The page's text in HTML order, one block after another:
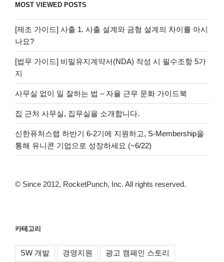
MOST VIEWED POSTS
[제조 가이드] 사출 1. 사출 설계와 금형 설계의 차이를 아시
나요?
[법무 가이드] 비밀유지계약서(NDA) 작성 시 필수조항 5가
지
사무실 없이 일 잘하는 법 – 자율 근무 문화 가이드북
집 근처 사무실, 집무실을 소개합니다.
신한퓨처스랩 하반기 6-2기에 지원하고, S-Membership을
통해 유니콘 기업으로 성장하세요 (~6/22)
© Since 2012, RocketPunch, Inc. All rights reserved.
카테고리
SW 개발 경영지원 광고 캠페인 스토리